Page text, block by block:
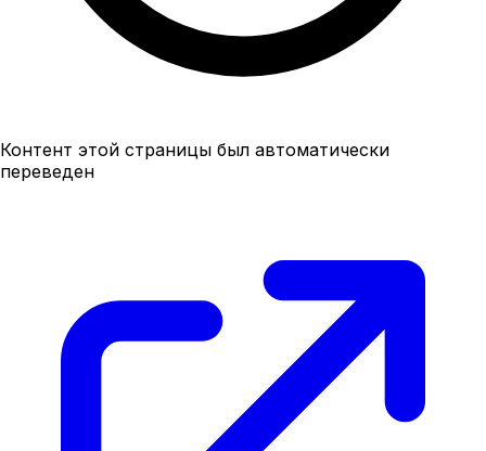
Контент этой страницы был автоматически
переведен